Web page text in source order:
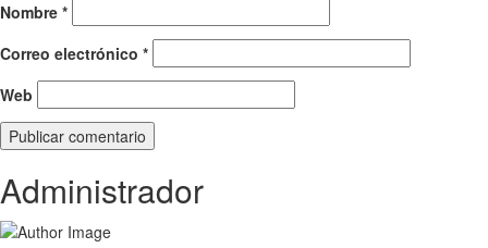
Nombre *
Correo electrónico *
Web
Administrador